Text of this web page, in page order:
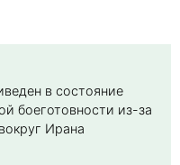
в состояние
боеготовности из-за
Ирана